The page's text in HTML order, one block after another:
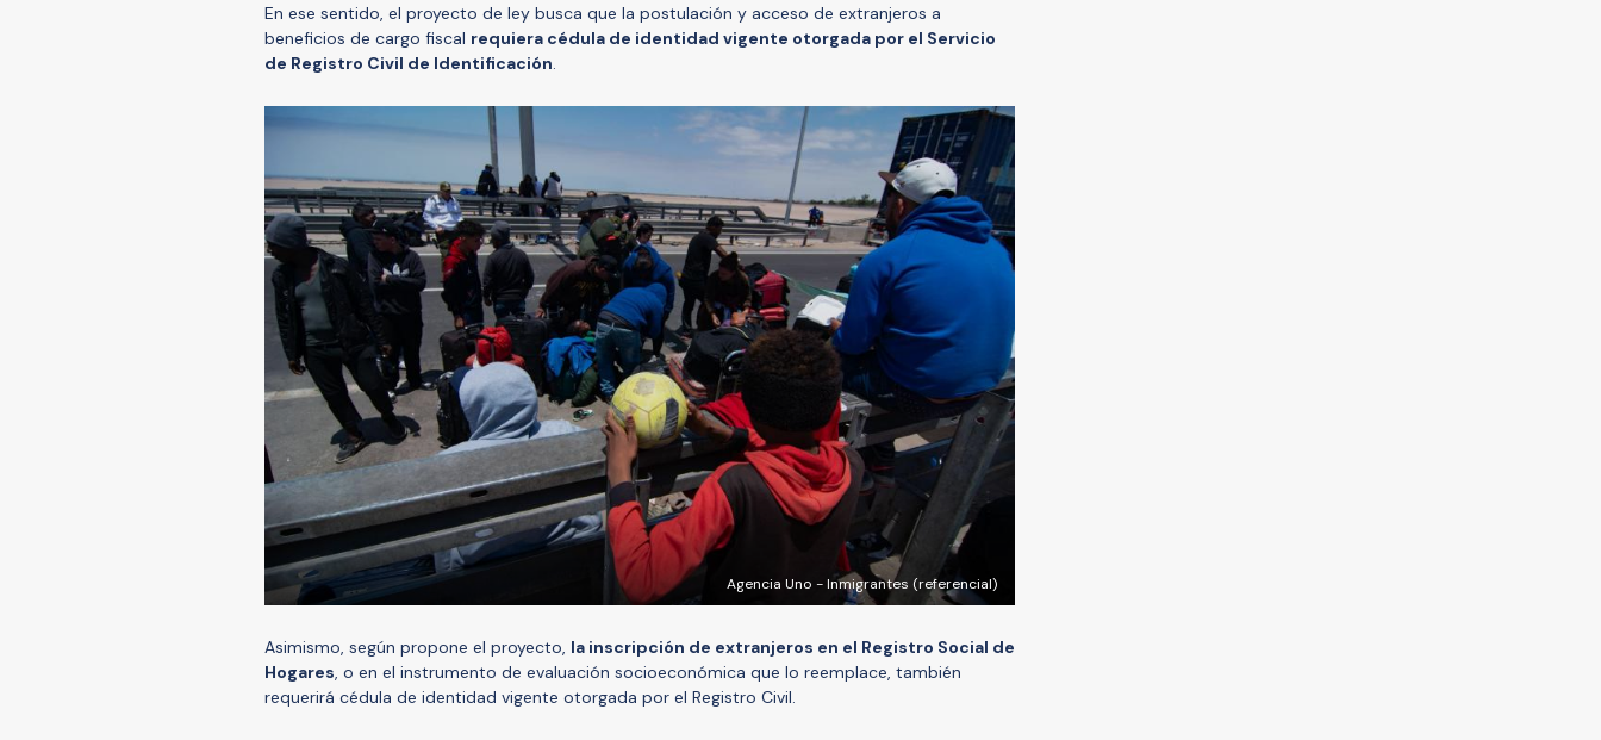
En ese sentido, el proyecto de ley busca que la postulación y acceso de extranjeros a
beneficios de cargo fiscal requiera cédula de identidad vigente otorgada por el Servicio
de Registro Civil de Identificación.
Agencia Uno - Inmigrantes (referencial)
Asimismo, según propone el proyecto, la inscripción de extranjeros en el Registro Social de
Hogares, o en el instrumento de evaluación socioeconómica que lo reemplace, también
requerirá cédula de identidad vigente otorgada por el Registro Civil.